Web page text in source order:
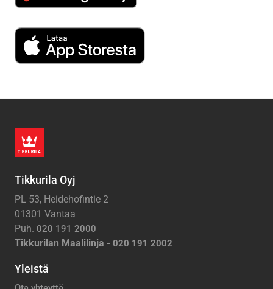
Tikkurila Oyj
PL 53, Heidehofintie 2
01301 Vantaa
Puh. 020 191 2000
Tikkurilan Maalilinja - 020 191 2002
Yleistä